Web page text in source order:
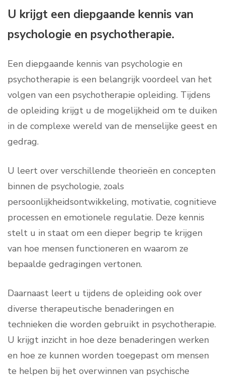
U krijgt een diepgaande kennis van
psychologie en psychotherapie.
Een diepgaande kennis van psychologie en
psychotherapie is een belangrijk voordeel van het
volgen van een psychotherapie opleiding. Tijdens
de opleiding krijgt u de mogelijkheid om te duiken
in de complexe wereld van de menselijke geest en
gedrag.
U leert over verschillende theorieën en concepten
binnen de psychologie, zoals
persoonlijkheidsontwikkeling, motivatie, cognitieve
processen en emotionele regulatie. Deze kennis
stelt u in staat om een dieper begrip te krijgen
van hoe mensen functioneren en waarom ze
bepaalde gedragingen vertonen.
Daarnaast leert u tijdens de opleiding ook over
diverse therapeutische benaderingen en
technieken die worden gebruikt in psychotherapie.
U krijgt inzicht in hoe deze benaderingen werken
en hoe ze kunnen worden toegepast om mensen
te helpen bij het overwinnen van psychische